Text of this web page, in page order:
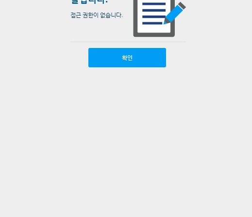
접근 권한이 없습니다.